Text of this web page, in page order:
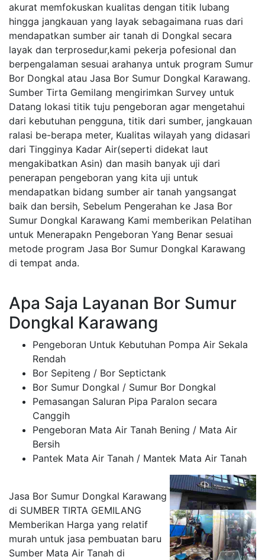
akurat memfokuskan kualitas dengan titik lubang
hingga jangkauan yang layak sebagaimana ruas dari
mendapatkan sumber air tanah di Dongkal secara
layak dan terprosedur,kami pekerja pofesional dan
berpengalaman sesuai arahanya untuk program Sumur
Bor Dongkal atau Jasa Bor Sumur Dongkal Karawang.
Sumber Tirta Gemilang mengirimkan Survey untuk
Datang lokasi titik tuju pengeboran agar mengetahui
dari kebutuhan pengguna, titik dari sumber, jangkauan
ralasi be-berapa meter, Kualitas wilayah yang didasari
dari Tingginya Kadar Air(seperti didekat laut
mengakibatkan Asin) dan masih banyak uji dari
penerapan pengeboran yang kita uji untuk
mendapatkan bidang sumber air tanah yangsangat
baik dan bersih, Sebelum Pengerahan ke Jasa Bor
Sumur Dongkal Karawang Kami memberikan Pelatihan
untuk Menerapakn Pengeboran Yang Benar sesuai
metode program Jasa Bor Sumur Dongkal Karawang
di tempat anda.
Apa Saja Layanan Bor Sumur
Dongkal Karawang
Pengeboran Untuk Kebutuhan Pompa Air Sekala
Rendah
Bor Sepiteng / Bor Septictank
Bor Sumur Dongkal / Sumur Bor Dongkal
Pemasangan Saluran Pipa Paralon secara
Canggih
Pengeboran Mata Air Tanah Bening / Mata Air
Bersih
Pantek Mata Air Tanah / Mantek Mata Air Tanah
Jasa Bor Sumur Dongkal Karawang
di SUMBER TIRTA GEMILANG
Memberikan Harga yang relatif
murah untuk jasa pembuatan baru
Sumber Mata Air Tanah di